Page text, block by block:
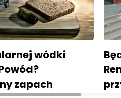
wódki
zapach